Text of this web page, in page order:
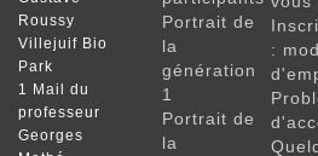
Portrait de
la
génération
1
Portrait de
la
:
Roussy
Villejuif Bio
Park
1 Mail du
professeur
Georges